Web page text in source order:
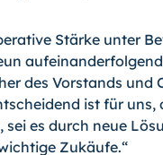
Stärke unter
des Vorstands und
ist für
es durch neue
Zukäufe.“